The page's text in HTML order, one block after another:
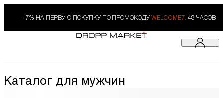
-7% НА ПЕРВУЮ ПОКУПКУ ПО ПРОМОКОДУ WELCOME7. 48 ЧАСОВ
Каталог для мужчин